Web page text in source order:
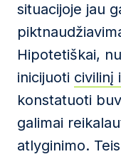
situacijoje jau
Hipotetiškai,
inicijuoti civilinį
konstatuoti
galimai
atlyginimo.